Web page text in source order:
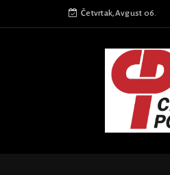
Četvrtak,Avgust 06.